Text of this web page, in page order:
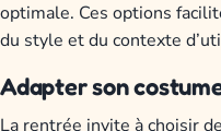
optimale. Ces options
du style et du contexte
Adapter son
La rentrée invite à choisir